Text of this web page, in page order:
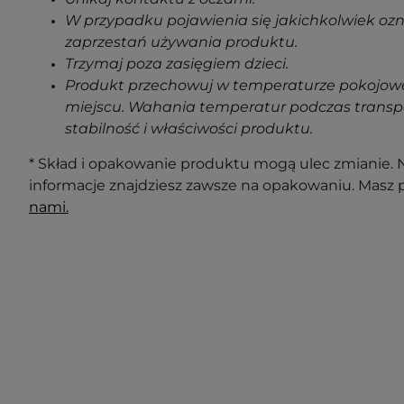
W przypadku pojawienia się jakichkolwiek
zaprzestań używania produktu.
Trzymaj poza zasięgiem dzieci.
Produkt przechowuj w temperaturze
miejscu. Wahania temperatur podczas
stabilność i właściwości produktu.
* Skład i opakowanie produktu mogą ulec zmianie.
informacje znajdziesz zawsze na opakowaniu. Masz
nami.